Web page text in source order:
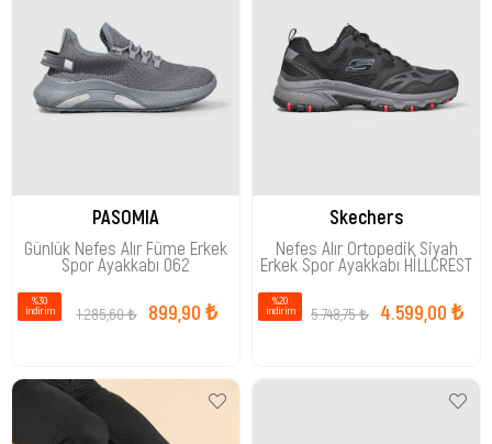
PASOMIA
Günlük Nefes Alır Füme Erkek
Spor Ayakkabı 062
899,90 ₺
1.285,60 ₺
%30
i̇ndirim
Skechers
Nefes Alır Ortopedik Siyah
Erkek Spor Ayakkabı HİLLCREST
4.599,00 ₺
5.748,75 ₺
%20
i̇ndirim